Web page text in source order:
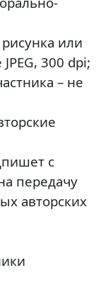
или
300 dpi;
– не
с
передачу
авторских